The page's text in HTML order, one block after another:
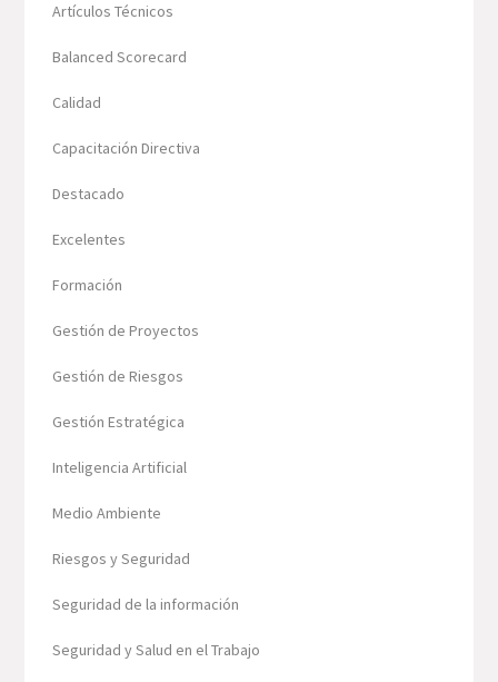
Artículos Técnicos
Balanced Scorecard
Calidad
Capacitación Directiva
Destacado
Excelentes
Formación
Gestión de Proyectos
Gestión de Riesgos
Gestión Estratégica
Inteligencia Artificial
Medio Ambiente
Riesgos y Seguridad
Seguridad de la información
Seguridad y Salud en el Trabajo